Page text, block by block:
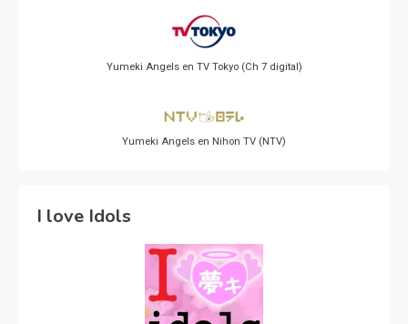
Yumeki Angels en TV Tokyo (Ch 7 digital)
Yumeki Angels en Nihon TV (NTV)
I love Idols